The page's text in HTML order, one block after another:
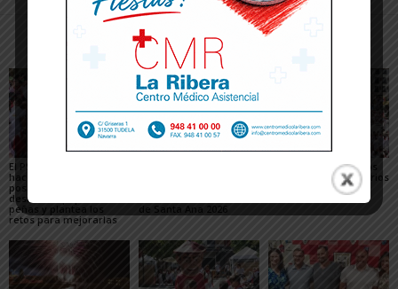
Artículos relacionados Más del autor
El PSN-PSOE de Tudela
hace un balance
positivo de las fiestas,
destaca el papel de las
peñas y plantea los
retos para mejorarlas
de Santa Ana 2026
Gigantes y Cabezudos
en Tudela 2026: horarios
y recorridos en las
Fiestas de Santa Ana